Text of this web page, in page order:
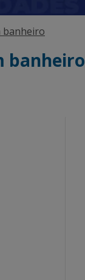
banheiro
banheiro